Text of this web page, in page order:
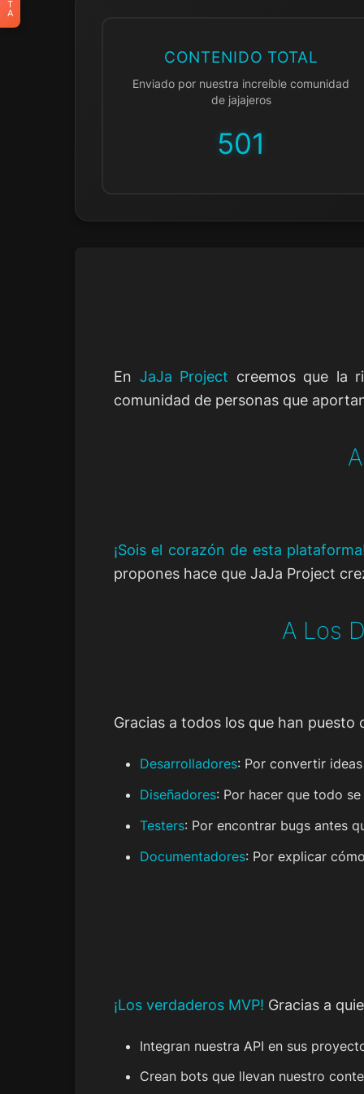
CONTENIDO TOTAL
Enviado por nuestra increíble comunidad
de jajajeros
501
En JaJa Project creemos que la
comunidad de personas que
¡Sois el corazón de esta
propones hace que JaJa Project
A Los
Gracias a todos los que han
Desarrolladores: Por convertir
Diseñadores: Por hacer que todo
Testers: Por encontrar bugs antes
Documentadores: Por explicar
¡Los verdaderos MVP! Gracias a
Integran nuestra API en sus
Crean bots que llevan nuestro
T
A